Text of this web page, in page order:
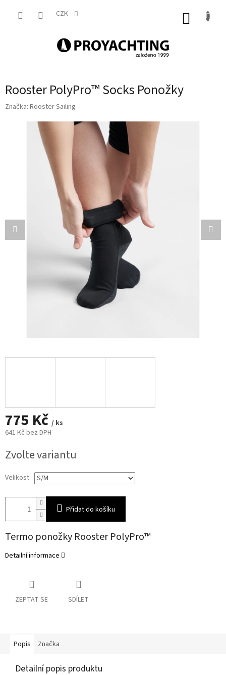
CZK
Rooster PolyPro™ Socks Ponožky
Značka: Rooster Sailing
775 Kč / ks
641 Kč bez DPH
cena:
Zvolte variantu
Velikost
Přidat do košíku
Termo ponožky Rooster PolyPro™
Detailní informace
ZEPTAT SE SDÍLET
Popis Značka
Detailní popis produktu